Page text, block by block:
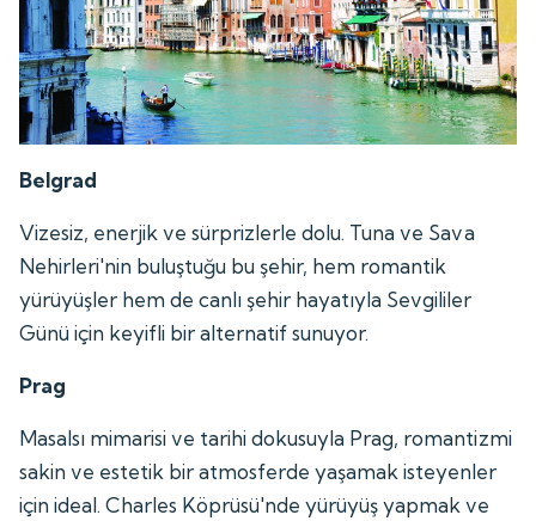
Belgrad
Vizesiz, enerjik ve sürprizlerle dolu. Tuna ve Sava
Nehirleri'nin buluştuğu bu şehir, hem romantik
yürüyüşler hem de canlı şehir hayatıyla Sevgililer
Günü için keyifli bir alternatif sunuyor.
Prag
Masalsı mimarisi ve tarihi dokusuyla Prag, romantizmi
sakin ve estetik bir atmosferde yaşamak isteyenler
için ideal. Charles Köprüsü'nde yürüyüş yapmak ve